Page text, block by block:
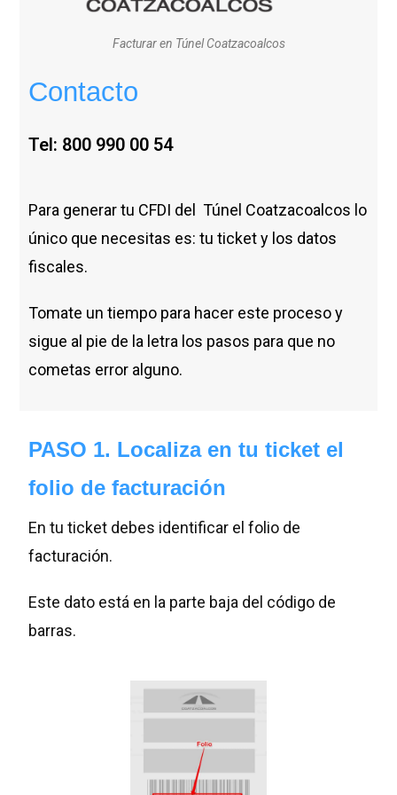
Facturar en Túnel Coatzacoalcos
Contacto
Tel: 800 990 00 54
Para generar tu CFDI del Túnel Coatzacoalcos lo
único que necesitas es: tu ticket y los datos
fiscales.
Tomate un tiempo para hacer este proceso y
sigue al pie de la letra los pasos para que no
cometas error alguno.
PASO 1. Localiza en tu ticket el
folio de facturación
En tu ticket debes identificar el folio de
facturación.
Este dato está en la parte baja del código de
barras.